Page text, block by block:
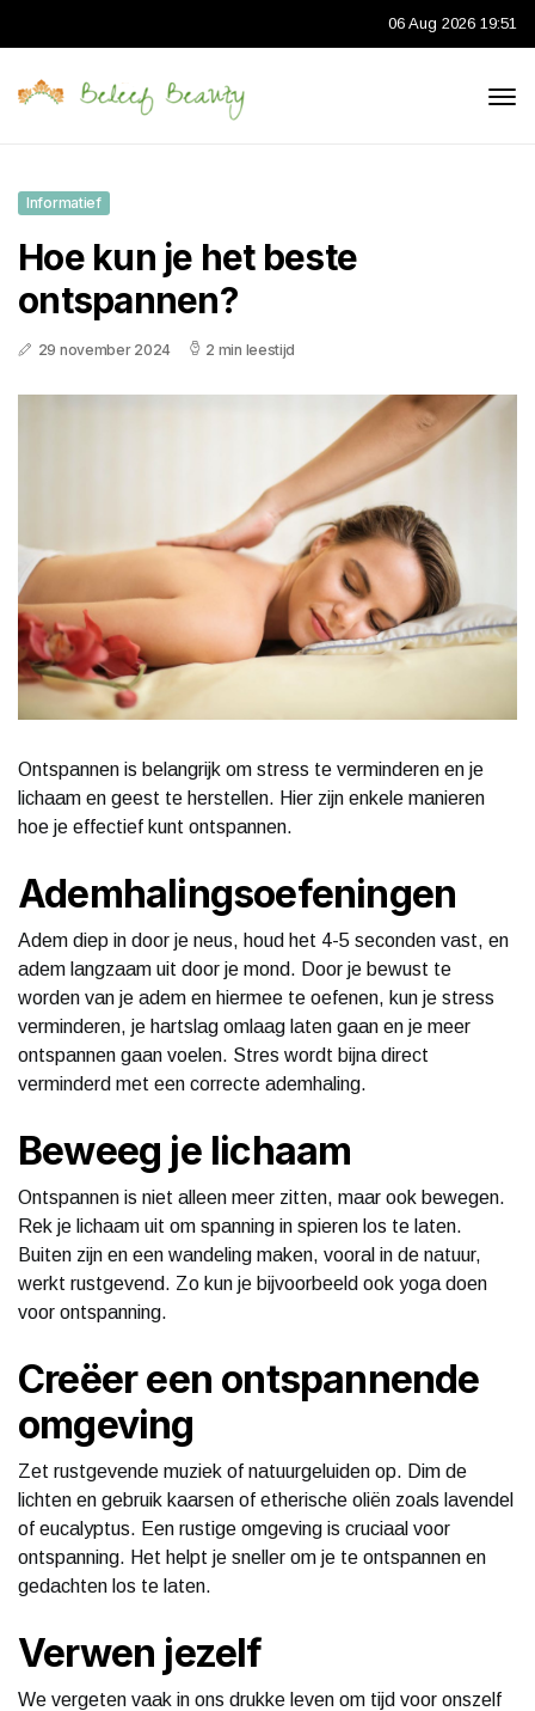
06 Aug 2026 19:51
Informatief
Hoe kun je het beste
ontspannen?
29 november 2024 2 min leestijd
Ontspannen is belangrijk om stress te verminderen en je
lichaam en geest te herstellen. Hier zijn enkele manieren
hoe je effectief kunt ontspannen.
Ademhalingsoefeningen
Adem diep in door je neus, houd het 4-5 seconden vast, en
adem langzaam uit door je mond. Door je bewust te
worden van je adem en hiermee te oefenen, kun je stress
verminderen, je hartslag omlaag laten gaan en je meer
ontspannen gaan voelen. Stres wordt bijna direct
verminderd met een correcte ademhaling.
Beweeg je lichaam
Ontspannen is niet alleen meer zitten, maar ook bewegen.
Rek je lichaam uit om spanning in spieren los te laten.
Buiten zijn en een wandeling maken, vooral in de natuur,
werkt rustgevend. Zo kun je bijvoorbeeld ook yoga doen
voor ontspanning.
Creëer een ontspannende
omgeving
Zet rustgevende muziek of natuurgeluiden op. Dim de
lichten en gebruik kaarsen of etherische oliën zoals lavendel
of eucalyptus. Een rustige omgeving is cruciaal voor
ontspanning. Het helpt je sneller om je te ontspannen en
gedachten los te laten.
Verwen jezelf
We vergeten vaak in ons drukke leven om tijd voor onszelf